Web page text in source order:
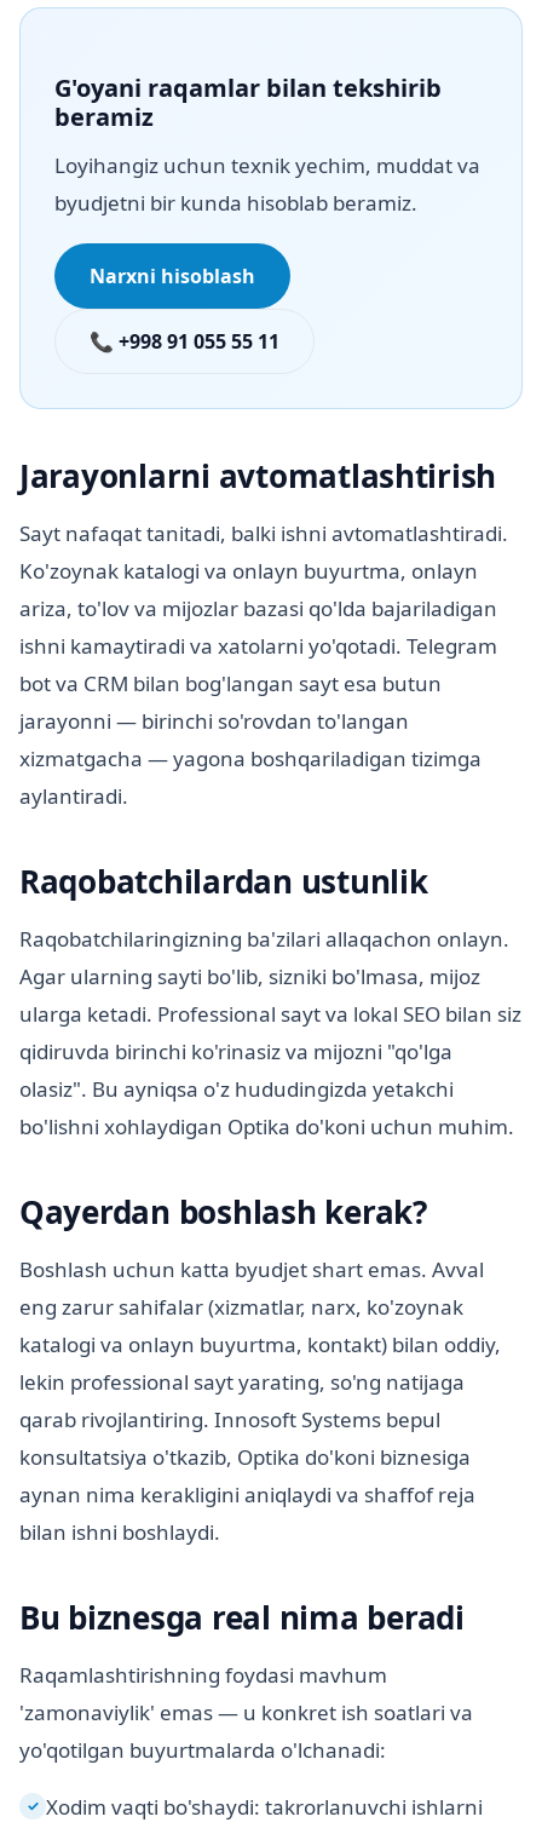
G'oyani raqamlar bilan tekshirib
beramiz
Loyihangiz uchun texnik yechim, muddat va
byudjetni bir kunda hisoblab beramiz.
Narxni hisoblash
📞 +998 91 055 55 11
Jarayonlarni avtomatlashtirish
Sayt nafaqat tanitadi, balki ishni avtomatlashtiradi.
Ko'zoynak katalogi va onlayn buyurtma, onlayn
ariza, to'lov va mijozlar bazasi qo'lda bajariladigan
ishni kamaytiradi va xatolarni yo'qotadi. Telegram
bot va CRM bilan bog'langan sayt esa butun
jarayonni — birinchi so'rovdan to'langan
xizmatgacha — yagona boshqariladigan tizimga
aylantiradi.
Raqobatchilardan ustunlik
Raqobatchilaringizning ba'zilari allaqachon onlayn.
Agar ularning sayti bo'lib, sizniki bo'lmasa, mijoz
ularga ketadi. Professional sayt va lokal SEO bilan siz
qidiruvda birinchi ko'rinasiz va mijozni "qo'lga
olasiz". Bu ayniqsa o'z hududingizda yetakchi
bo'lishni xohlaydigan Optika do'koni uchun muhim.
Qayerdan boshlash kerak?
Boshlash uchun katta byudjet shart emas. Avval
eng zarur sahifalar (xizmatlar, narx, ko'zoynak
katalogi va onlayn buyurtma, kontakt) bilan oddiy,
lekin professional sayt yarating, so'ng natijaga
qarab rivojlantiring. Innosoft Systems bepul
konsultatsiya o'tkazib, Optika do'koni biznesiga
aynan nima kerakligini aniqlaydi va shaffof reja
bilan ishni boshlaydi.
Bu biznesga real nima beradi
Raqamlashtirishning foydasi mavhum
'zamonaviylik' emas — u konkret ish soatlari va
yo'qotilgan buyurtmalarda o'lchanadi:
✓ Xodim vaqti bo'shaydi: takrorlanuvchi ishlarni